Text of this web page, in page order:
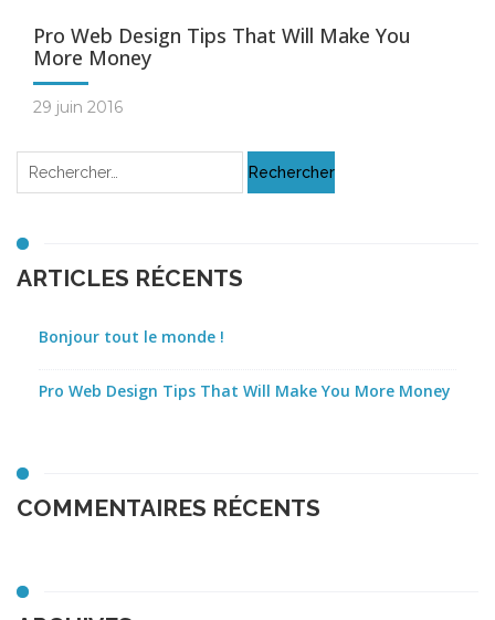
Pro Web Design Tips That Will Make You
More Money
29 juin 2016
ARTICLES RÉCENTS
Bonjour tout le monde !
Pro Web Design Tips That Will Make You More Money
COMMENTAIRES RÉCENTS